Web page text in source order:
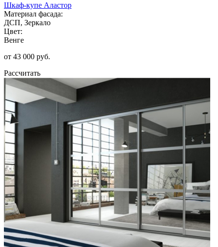
Шкаф-купе Аластор
Материал фасада:
ДСП, Зеркало
Цвет:
Венге
от 43 000 руб.
Рассчитать